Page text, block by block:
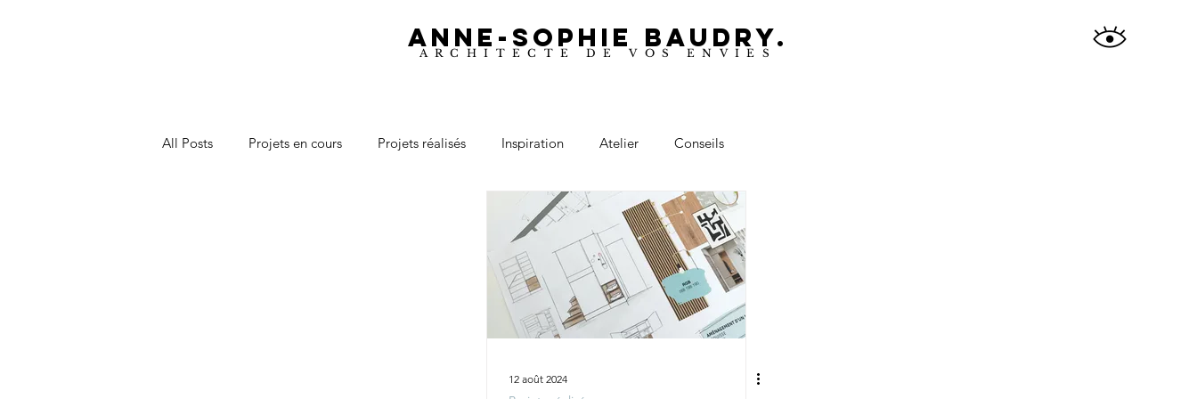
ANNE-SOPHIE BAUDRY.
ARCHITECTE DE VOS ENVIES
All Posts Projets en cours Projets réalisés Inspiration Atelier Conseils
12 août 2024